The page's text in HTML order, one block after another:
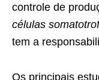
controle de
células
tem a
Os principais